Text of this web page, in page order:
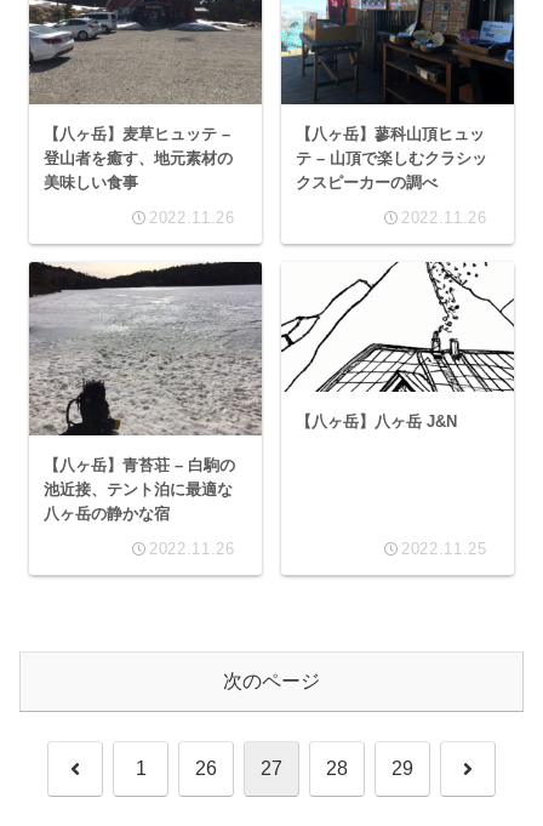
【八ヶ岳】麦草ヒュッテ –
登山者を癒す、地元素材の
美味しい食事
2022.11.26
【八ヶ岳】蓼科山頂ヒュッ
テ – 山頂で楽しむクラシッ
クスピーカーの調べ
2022.11.26
【八ヶ岳】青苔荘 – 白駒の
池近接、テント泊に最適な
八ヶ岳の静かな宿
2022.11.26
【八ヶ岳】八ヶ岳 J&N
2022.11.25
次のページ
前 1 26 27 28 29 次